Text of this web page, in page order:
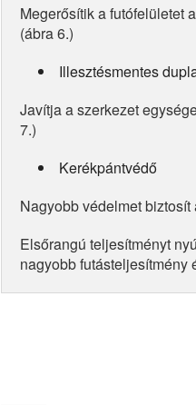
Megerősítik a futófelületet
(ábra 6.)
Illesztésmentes
Javítja a szerkezet
7.)
Kerékpántvédő
Nagyobb védelmet
Elsőrangú teljesítményt
nagyobb futásteljesítmény